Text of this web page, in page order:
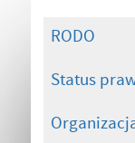
RODO
Status